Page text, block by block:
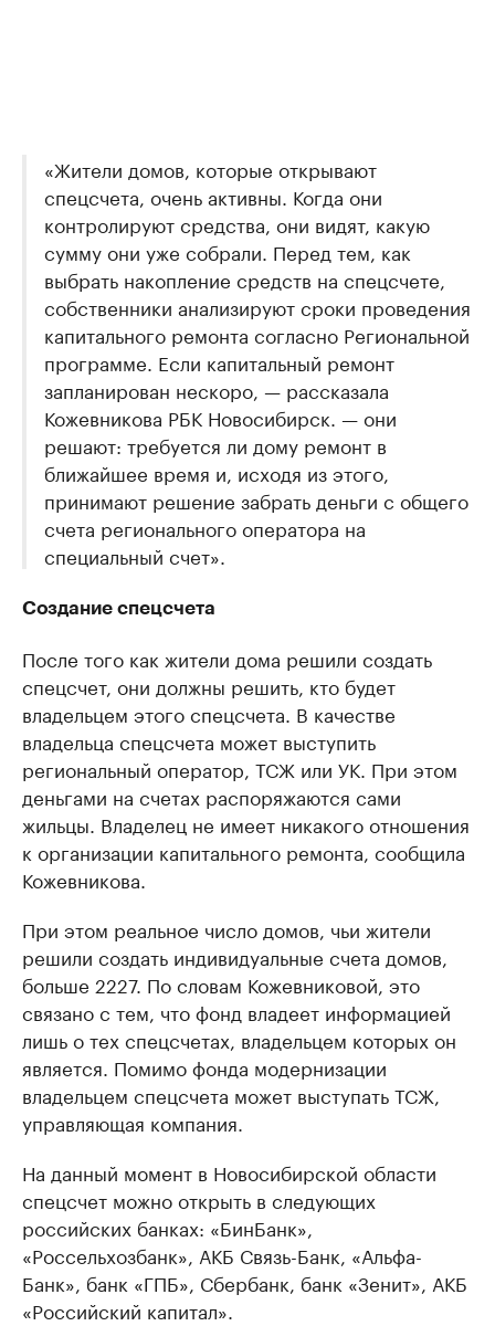
«Жители домов, которые открывают
спецсчета, очень активны. Когда они
контролируют средства, они видят, какую
сумму они уже собрали. Перед тем, как
выбрать накопление средств на спецсчете,
собственники анализируют сроки проведения
капитального ремонта согласно Региональной
программе. Если капитальный ремонт
запланирован нескоро, — рассказала
Кожевникова РБК Новосибирск. — они
решают: требуется ли дому ремонт в
ближайшее время и, исходя из этого,
принимают решение забрать деньги с общего
счета регионального оператора на
специальный счет».
Создание спецсчета
После того как жители дома решили создать
спецсчет, они должны решить, кто будет
владельцем этого спецсчета. В качестве
владельца спецсчета может выступить
региональный оператор, ТСЖ или УК. При этом
деньгами на счетах распоряжаются сами
жильцы. Владелец не имеет никакого отношения
к организации капитального ремонта, сообщила
Кожевникова.
При этом реальное число домов, чьи жители
решили создать индивидуальные счета домов,
больше 2227. По словам Кожевниковой, это
связано с тем, что фонд владеет информацией
лишь о тех спецсчетах, владельцем которых он
является. Помимо фонда модернизации
владельцем спецсчета может выступать ТСЖ,
управляющая компания.
На данный момент в Новосибирской области
спецсчет можно открыть в следующих
российских банках: «БинБанк»,
«Россельхозбанк», АКБ Связь-Банк, «Альфа-
Банк», банк «ГПБ», Сбербанк, банк «Зенит», АКБ
«Российский капитал».